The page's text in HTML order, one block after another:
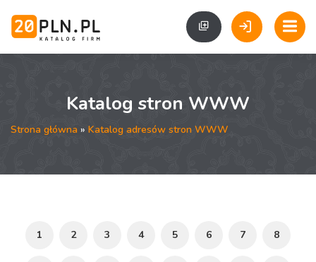
Katalog stron WWW
Strona główna » Katalog adresów stron WWW
1 2 3 4 5 6 7 8